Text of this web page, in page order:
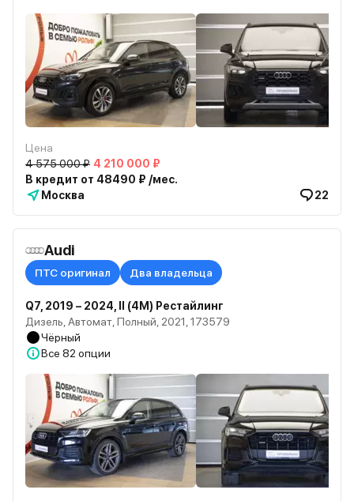
Цена
4 575 000 ₽ 4 210 000 ₽
В кредит от 48490 ₽ /мес.
Москва
22
Audi
ПТС оригинал Два владельца
Q7, 2019 – 2024, II (4M) Рестайлинг
Дизель, Автомат, Полный, 2021, 173579
Чёрный
Все 82 опции